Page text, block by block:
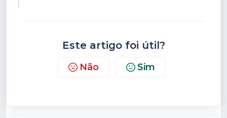
Este artigo foi útil?
Não Sim